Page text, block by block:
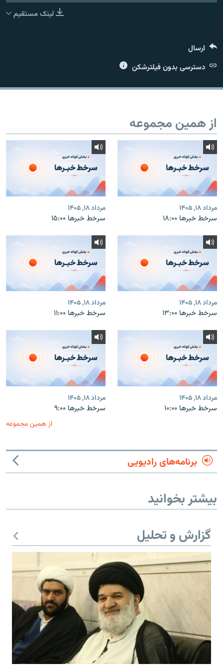
لینک مستقیم
ارسال
دسترسی بدون فیلترشکن
از همین مجموعه
مرداد ۱۸, ۱۴۰۵
سرخط خبرها ۱۸:۰۰
مرداد ۱۸, ۱۴۰۵
سرخط خبرها ۱۵:۰۰
مرداد ۱۸, ۱۴۰۵
سرخط خبرها ۱۳:۰۰
مرداد ۱۸, ۱۴۰۵
سرخط خبرها ۱۱:۰۰
مرداد ۱۸, ۱۴۰۵
سرخط خبرها ۱۰:۰۰
مرداد ۱۸, ۱۴۰۵
سرخط خبرها ۹:۰۰
از همین مجموعه
برنامه‌های رادیویی
بیشتر بخوانید
گزارش و تحلیل